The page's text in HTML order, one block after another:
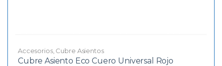
Accesorios, Cubre Asientos
Cubre Asiento Eco Cuero Universal Rojo